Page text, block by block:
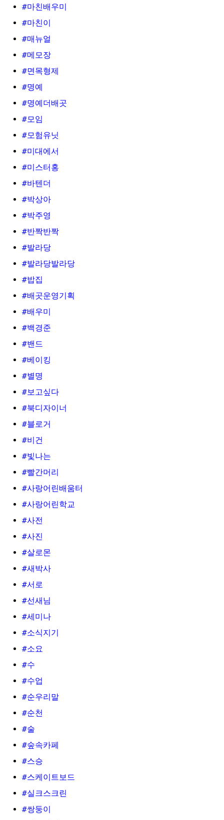
#마친배우미
#마친이
#매뉴얼
#메모장
#면목형제
#명예
#명예더배곳
#모임
#모험유닛
#미대에서
#미스터홍
#바텐더
#박상아
#박주영
#반짝반짝
#발라당
#발라당발라당
#밥집
#배곳운영기획
#배우미
#백경준
#밴드
#베이킹
#별명
#보고싶다
#북디자이너
#블로거
#비건
#빛나는
#빨간머리
#사랑어린배움터
#사랑어린학교
#사전
#사진
#살로몬
#새박사
#서로
#선새님
#세미나
#소식지기
#소요
#수
#수업
#순우리말
#순천
#술
#숲속카페
#스승
#스케이트보드
#실크스크린
#쌍둥이